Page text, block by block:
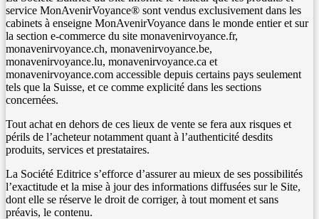
service MonAvenirVoyance® sont vendus exclusivement dans les
cabinets à enseigne MonAvenirVoyance dans le monde entier et sur
la section e-commerce du site monavenirvoyance.fr,
monavenirvoyance.ch, monavenirvoyance.be,
monavenirvoyance.lu, monavenirvoyance.ca et
monavenirvoyance.com accessible depuis certains pays seulement
tels que la Suisse, et ce comme explicité dans les sections
concernées.
Tout achat en dehors de ces lieux de vente se fera aux risques et
périls de l’acheteur notamment quant à l’authenticité desdits
produits, services et prestataires.
La Société Editrice s’efforce d’assurer au mieux de ses possibilités
l’exactitude et la mise à jour des informations diffusées sur le Site,
dont elle se réserve le droit de corriger, à tout moment et sans
préavis, le contenu.